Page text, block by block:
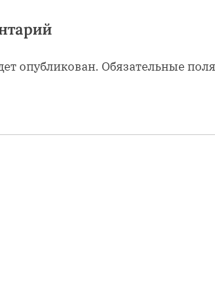
опубликован. Обязательные поля